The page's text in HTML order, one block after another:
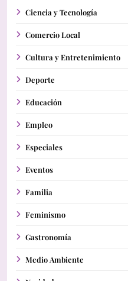
Ciencia y Tecnología
Comercio Local
Cultura y Entretenimiento
Deporte
Educación
Empleo
Especiales
Eventos
Familia
Feminismo
Gastronomía
Medio Ambiente